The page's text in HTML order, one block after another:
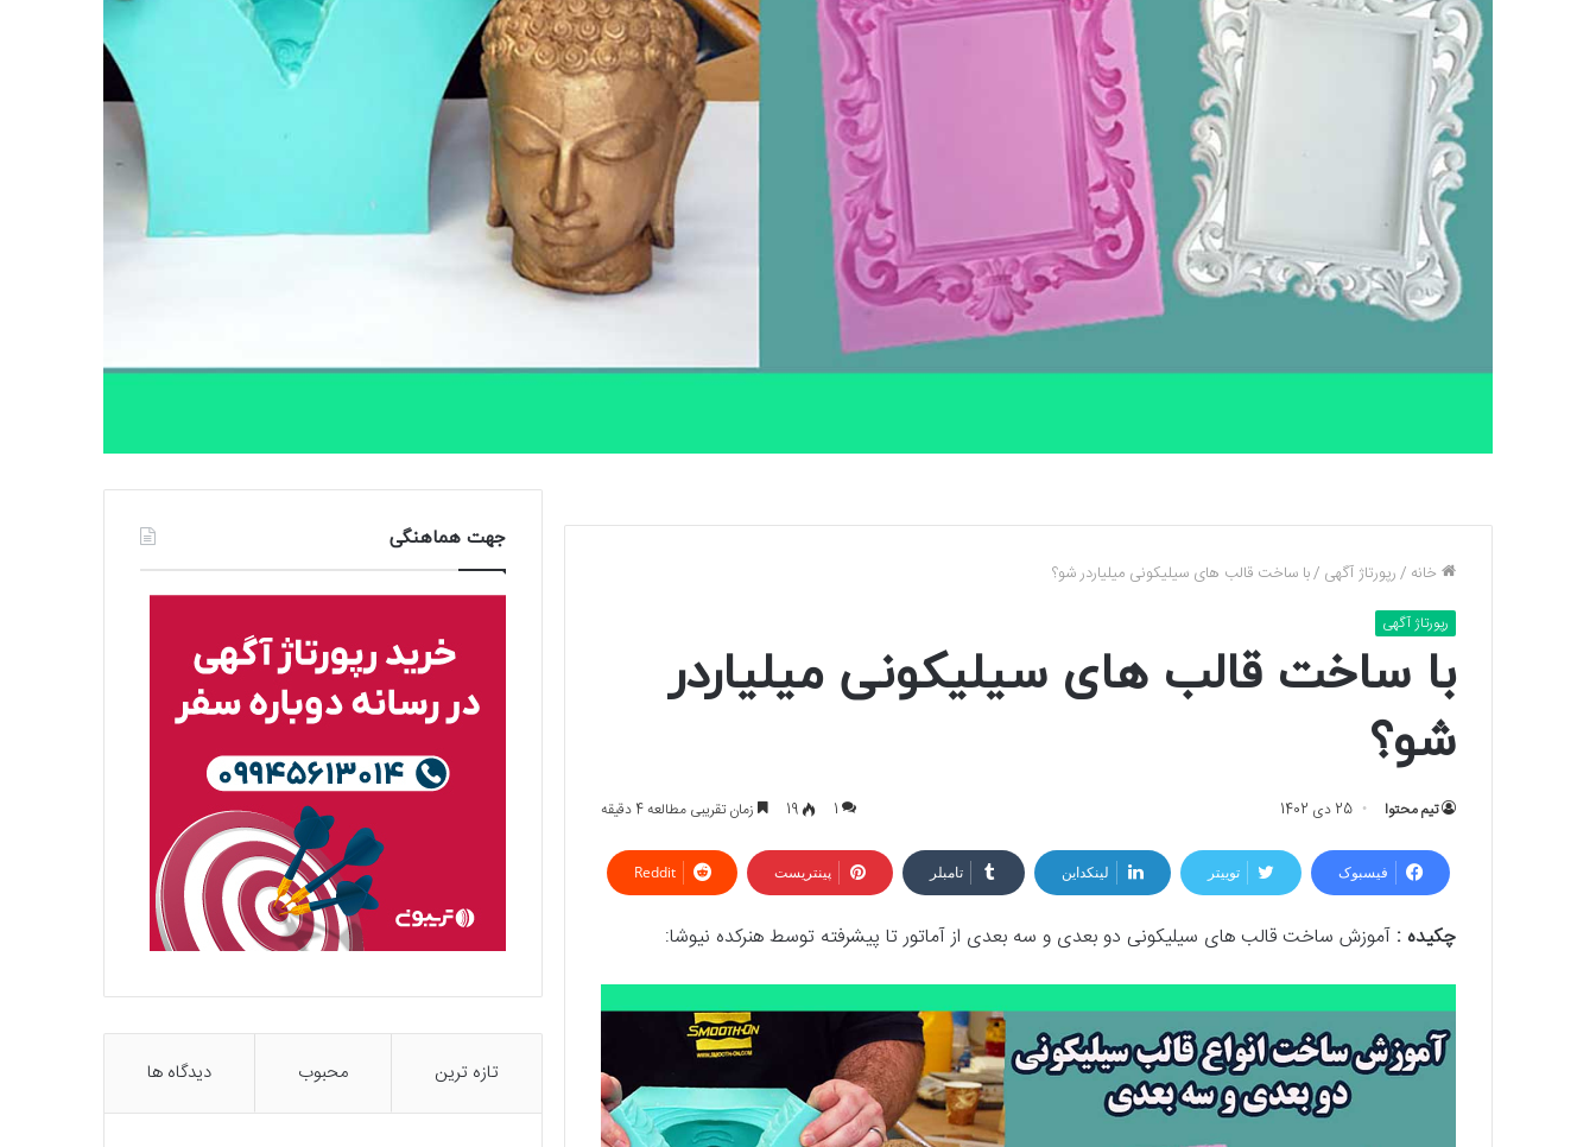
خانه /رپورتاژ آگهی /با ساخت قالب های سیلیکونی میلیاردر شو؟
رپورتاژ آگهی
با ساخت قالب های سیلیکونی میلیاردر
شو؟
تیم محتوا 25 دی 1402 1
19 زمان تقریبی مطالعه 4 دقیقه
فیسبوک توییتر لینکداین تامبلر پینتریست Reddit
چکیده : آموزش ساخت قالب های سیلیکونی دو بعدی و سه بعدی از آماتور تا پیشرفته توسط هنرکده نیوشا:
جهت هماهنگی
تازه ترین محبوب دیدگاه ها